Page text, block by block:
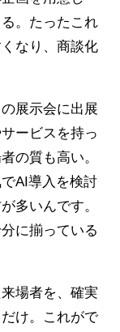
。たったこれ
なり、商談化
展示会に出展
ービスを持っ
の質も高い。
AI導入を検討
多いんです。
に揃っている
場者を、確実
け。これがで